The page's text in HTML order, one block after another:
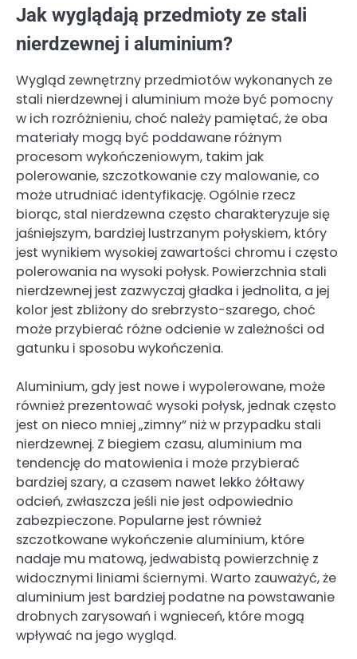
Jak wyglądają przedmioty ze stali
nierdzewnej i aluminium?
Wygląd zewnętrzny przedmiotów wykonanych ze
stali nierdzewnej i aluminium może być pomocny
w ich rozróżnieniu, choć należy pamiętać, że oba
materiały mogą być poddawane różnym
procesom wykończeniowym, takim jak
polerowanie, szczotkowanie czy malowanie, co
może utrudniać identyfikację. Ogólnie rzecz
biorąc, stal nierdzewna często charakteryzuje się
jaśniejszym, bardziej lustrzanym połyskiem, który
jest wynikiem wysokiej zawartości chromu i często
polerowania na wysoki połysk. Powierzchnia stali
nierdzewnej jest zazwyczaj gładka i jednolita, a jej
kolor jest zbliżony do srebrzysto-szarego, choć
może przybierać różne odcienie w zależności od
gatunku i sposobu wykończenia.
Aluminium, gdy jest nowe i wypolerowane, może
również prezentować wysoki połysk, jednak często
jest on nieco mniej „zimny” niż w przypadku stali
nierdzewnej. Z biegiem czasu, aluminium ma
tendencję do matowienia i może przybierać
bardziej szary, a czasem nawet lekko żółtawy
odcień, zwłaszcza jeśli nie jest odpowiednio
zabezpieczone. Popularne jest również
szczotkowane wykończenie aluminium, które
nadaje mu matową, jedwabistą powierzchnię z
widocznymi liniami ściernymi. Warto zauważyć, że
aluminium jest bardziej podatne na powstawanie
drobnych zarysowań i wgnieceń, które mogą
wpływać na jego wygląd.